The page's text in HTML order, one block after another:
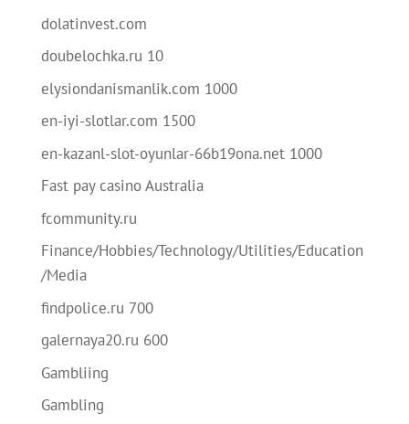
dolatinvest.com
doubelochka.ru 10
elysiondanismanlik.com 1000
en-iyi-slotlar.com 1500
en-kazanl-slot-oyunlar-66b19ona.net 1000
Fast pay casino Australia
fcommunity.ru
Finance/Hobbies/Technology/Utilities/Education
/Media
findpolice.ru 700
galernaya20.ru 600
Gambliing
Gambling